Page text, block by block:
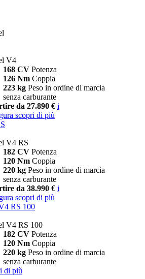
V4
168 CV Potenza
126 Nm Coppia
223 kg Peso in ordine di marcia
senza carburante
da 27.890 € i
scopri di più
V4 RS
182 CV Potenza
120 Nm Coppia
220 kg Peso in ordine di marcia
senza carburante
da 38.990 € i
scopri di più
RS 100
V4 RS 100
182 CV Potenza
120 Nm Coppia
220 kg Peso in ordine di marcia
senza carburante
di più